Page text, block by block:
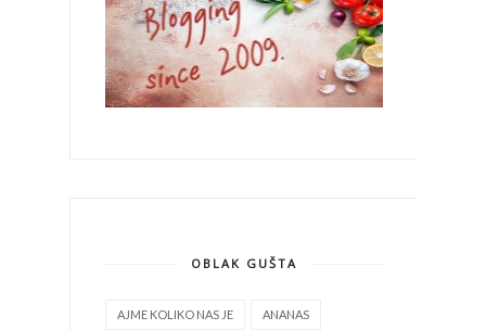
OBLAK GUŠTA
AJME KOLIKO NAS JE ANANAS